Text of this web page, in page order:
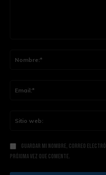
Guardar mi nombre, correo
próxima vez que comente.